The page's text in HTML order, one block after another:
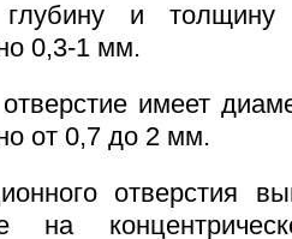
и
0,3-1 мм.
имеет
от 0,7 до 2 мм.
отверстия
на